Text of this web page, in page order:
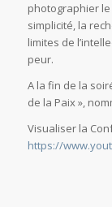
photographier
simplicité, la
limites de
peur.
A la fin de la
de la Paix »,
Visualiser la
https://